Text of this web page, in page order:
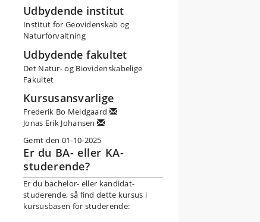
Udbydende institut
Institut for Geovidenskab og
Naturforvaltning
Udbydende fakultet
Det Natur- og Biovidenskabelige
Fakultet
Kursusansvarlige
Frederik Bo Meldgaard
Jonas Erik Johansen
Gemt den 01-10-2025
Er du BA- eller KA-
studerende?
Er du bachelor- eller kandidat-
studerende, så find dette kursus i
kursusbasen for studerende: